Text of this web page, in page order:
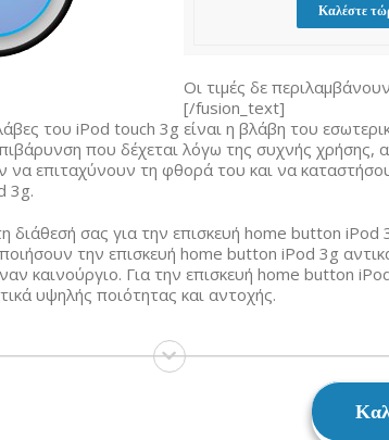
Καλέστε
Οι τιμές δε
[/fusion_text]
του iPod touch 3g είναι η βλάβη του
που δέχεται λόγω της συχνής χρήσης,
να επιταχύνουν τη φθορά του και να
3g.
διάθεσή σας για την επισκευή home button iPod
την επισκευή home button iPod 3g
καινούργιο. Για την επισκευή home button
υψηλής ποιότητας και αντοχής.